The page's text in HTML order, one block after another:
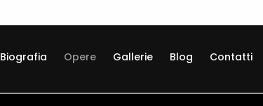
Biografia Opere Gallerie Blog Contatti